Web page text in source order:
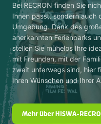
Bei RECRON finden Sie
Ihnen passt, sondern auch
Umgebung. Dank des
anerkannten Ferienparks
stellen Sie mühelos Ihre
mit Freunden, mit der
zweit unterwegs sind, hier
Ihren Wünschen und Ihrer
Mehr über HISWA-